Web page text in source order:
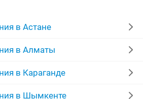
моющий пылесос аренда
пылесос karcher
пушка рохля
музыкальная аппаратура
в Астане
в Алматы
в Караганде
в Шымкенте